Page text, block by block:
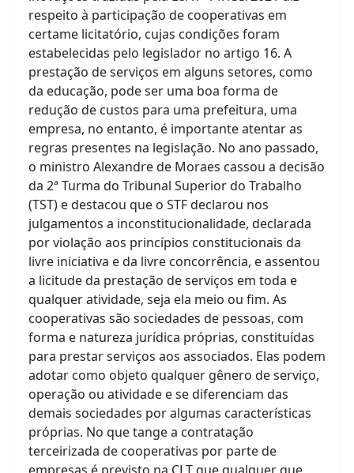
respeito à participação de cooperativas em
certame licitatório, cujas condições foram
estabelecidas pelo legislador no artigo 16. A
prestação de serviços em alguns setores, como
da educação, pode ser uma boa forma de
redução de custos para uma prefeitura, uma
empresa, no entanto, é importante atentar as
regras presentes na legislação. No ano passado,
o ministro Alexandre de Moraes cassou a decisão
da 2ª Turma do Tribunal Superior do Trabalho
(TST) e destacou que o STF declarou nos
julgamentos a inconstitucionalidade, declarada
por violação aos princípios constitucionais da
livre iniciativa e da livre concorrência, e assentou
a licitude da prestação de serviços em toda e
qualquer atividade, seja ela meio ou fim. As
cooperativas são sociedades de pessoas, com
forma e natureza jurídica próprias, constituídas
para prestar serviços aos associados. Elas podem
adotar como objeto qualquer gênero de serviço,
operação ou atividade e se diferenciam das
demais sociedades por algumas características
próprias. No que tange a contratação
terceirizada de cooperativas por parte de